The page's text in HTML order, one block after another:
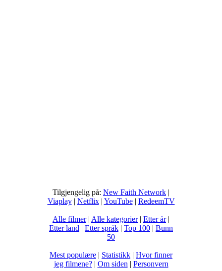
Tilgjengelig på: New Faith Network |
Viaplay| Netflix| YouTube| RedeemTV
Alle filmer| Alle kategorier| Etter år|
Etter land | Etter språk | Top 100 | Bunn
50
Mest populære | Statistikk | Hvor finner
jeg filmene?| Om siden | Personvern